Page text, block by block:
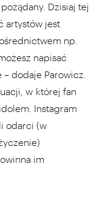
Dzisiaj tej
artystów jest
np.
napisać
dodaje Parowicz.
w której fan
Instagram
odarci (w
im